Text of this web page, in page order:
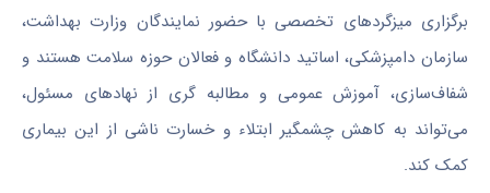
برگزاری میزگردهای تخصصی با حضور نمایندگان وزارت بهداشت،
سازمان دامپزشکی، اساتید دانشگاه و فعالان حوزه سلامت هستند و
شفاف‌سازی، آموزش عمومی و مطالبهگری از نهادهای مسئول،
می‌تواند به کاهش چشمگیر ابتلاء و خسارت ناشی از این بیماری
کمک کند.